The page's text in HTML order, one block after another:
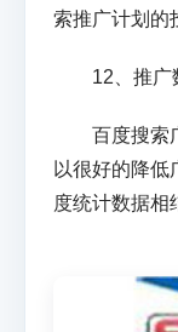
索推广计划的
12、推广
百度搜索广
以很好的降低
度统计数据相